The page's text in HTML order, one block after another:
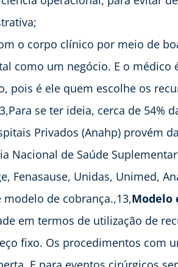
o corpo clínico por meio de
como um negócio. E o médico
pois é ele quem escolhe os
se ter ideia, cerca de 54%
Privados (Anahp) provém
Nacional de Saúde
Fenasause, Unidas, Unimed,
de cobrança.,13,Modelo
em termos de utilização de
fixo. Os procedimentos com